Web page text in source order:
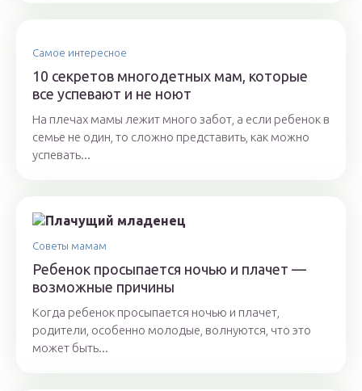
Самое интересное
10 секретов многодетных мам, которые
все успевают и не ноют
На плечах мамы лежит много забот, а если ребенок в
семье не один, то сложно представить, как можно
успевать...
Советы мамам
Ребенок просыпается ночью и плачет —
возможные причины
Когда ребенок просыпается ночью и плачет,
родители, особенно молодые, волнуются, что это
может быть...